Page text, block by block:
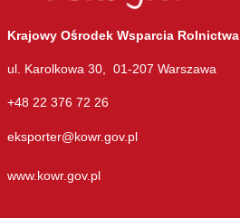
Krajowy Ośrodek Wsparcia Rolnictwa
ul. Karolkowa 30, 01-207 Warszawa
+48 22 376 72 26
eksporter@kowr.gov.pl
www.kowr.gov.pl